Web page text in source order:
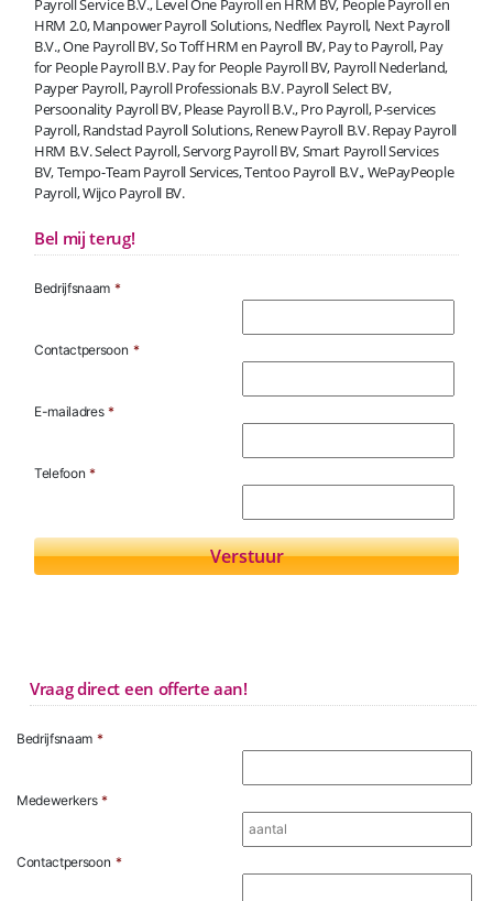
Payroll Service B.V., Level One Payroll en HRM BV, People Payroll en
HRM 2.0, Manpower Payroll Solutions, Nedflex Payroll, Next Payroll
B.V., One Payroll BV, So Toff HRM en Payroll BV, Pay to Payroll, Pay
for People Payroll B.V. Pay for People Payroll BV, Payroll Nederland,
Payper Payroll, Payroll Professionals B.V. Payroll Select BV,
Persoonality Payroll BV, Please Payroll B.V., Pro Payroll, P-services
Payroll, Randstad Payroll Solutions, Renew Payroll B.V. Repay Payroll
HRM B.V. Select Payroll, Servorg Payroll BV, Smart Payroll Services
BV, Tempo-Team Payroll Services, Tentoo Payroll B.V., WePayPeople
Payroll, Wijco Payroll BV.
Bel mij terug!
Bedrijfsnaam *
Contactpersoon *
E-mailadres *
Telefoon *
Vraag direct een offerte aan!
Bedrijfsnaam *
Medewerkers *
Contactpersoon *